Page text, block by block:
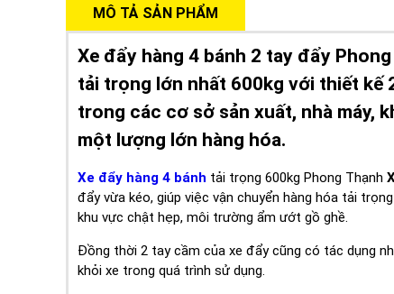
MÔ TẢ SẢN PHẨM
Xe đẩy hàng 4 bánh 2 tay đẩy
tải trọng lớn nhất 600kg với thiết kế
trong các cơ sở sản xuất, nhà máy,
một lượng lớn hàng hóa.
Xe đẩy hàng 4 bánh tải trọng 600kg Phong Thạnh
đẩy vừa kéo, giúp việc vận chuyển hàng hóa tải
khu vực chật hẹp, môi trường ẩm ướt gồ ghề.
Đồng thời 2 tay cầm của xe đẩy cũng có tác dụng
khỏi xe trong quá trình sử dụng.